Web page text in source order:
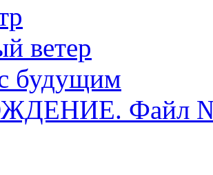
ветер
будущим
Файл